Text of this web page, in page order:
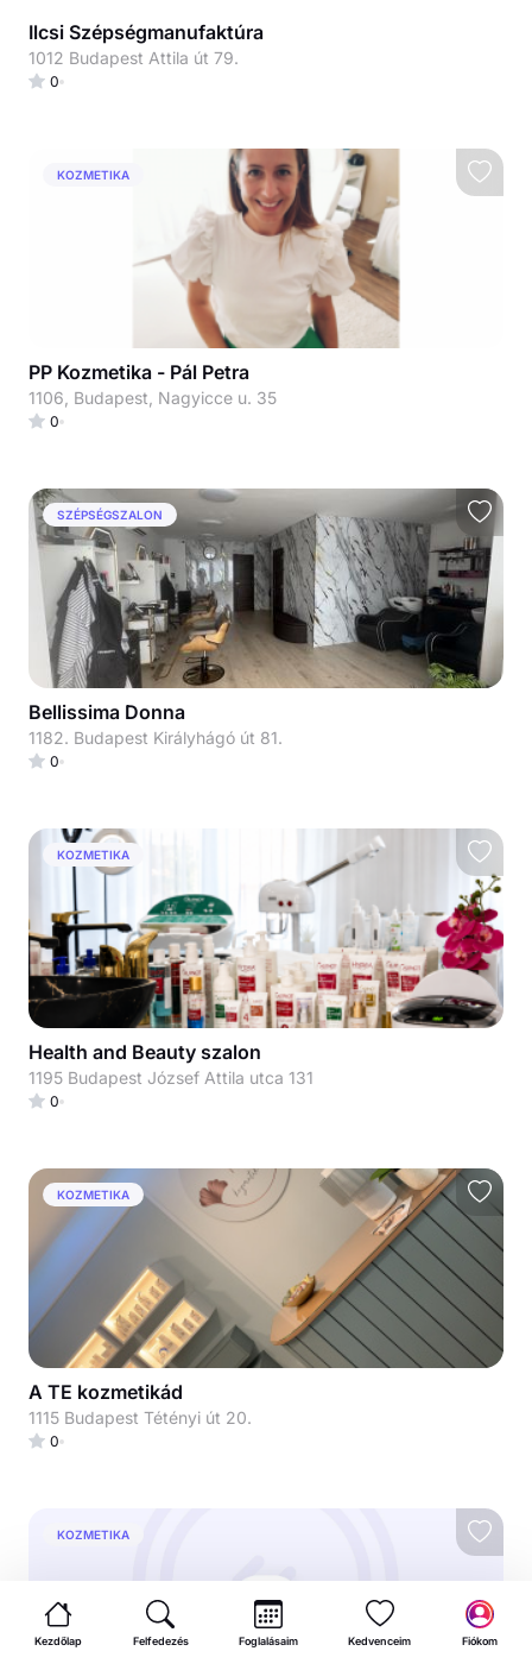
Ilcsi Szépségmanufaktúra
1012 Budapest Attila út 79.
0
KOZMETIKA
PP Kozmetika - Pál Petra
1106, Budapest, Nagyicce u. 35
0
SZÉPSÉGSZALON
Bellissima Donna
1182. Budapest Királyhágó út 81.
0
KOZMETIKA
Health and Beauty szalon
1195 Budapest József Attila utca 131
0
KOZMETIKA
A TE kozmetikád
1115 Budapest Tétényi út 20.
0
KOZMETIKA
Kezdőlap Felfedezés Foglalásaim Kedvenceim Fiókom